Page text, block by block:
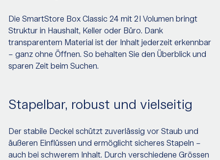
Die SmartStore Box Classic 24 mit 2 l Volumen bringt
Struktur in Haushalt, Keller oder Büro. Dank
transparentem Material ist der Inhalt jederzeit erkennbar
– ganz ohne Öffnen. So behalten Sie den Überblick und
sparen Zeit beim Suchen.
Stapelbar, robust und vielseitig
Der stabile Deckel schützt zuverlässig vor Staub und
äußeren Einflüssen und ermöglicht sicheres Stapeln –
auch bei schwerem Inhalt. Durch verschiedene Grössen